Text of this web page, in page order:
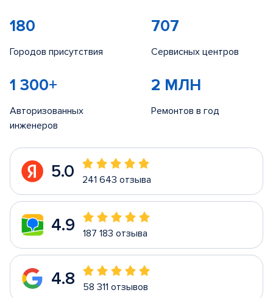
180
Городов присутствия
707
Сервисных центров
1 300+
Авторизованных
инженеров
2 МЛН
Ремонтов в год
5.0 241 643 отзыва
4.9 187 183 отзыва
4.8 58 311 отзывов